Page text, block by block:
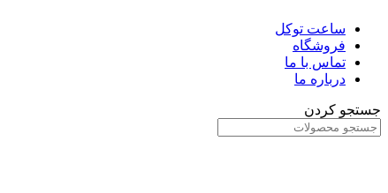
ساعت توکل
فروشگاه
تماس با ما
درباره ما
جستجو کردن